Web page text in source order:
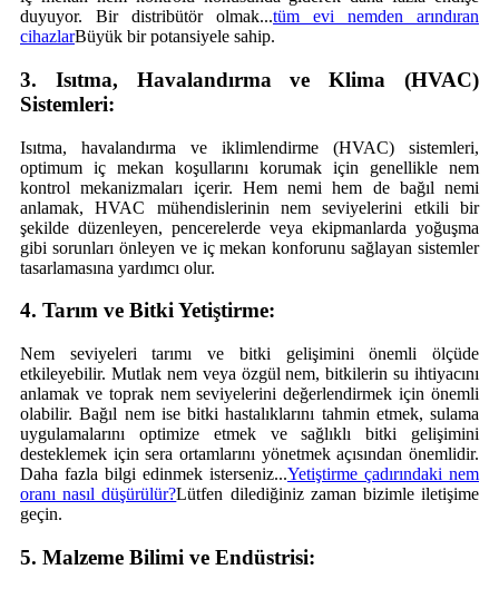
duyuyor. Bir distribütör olmak...tüm evi nemden arındıran
cihazlarBüyük bir potansiyele sahip.
3. Isıtma, Havalandırma ve Klima (HVAC)
Sistemleri:
Isıtma, havalandırma ve iklimlendirme (HVAC) sistemleri,
optimum iç mekan koşullarını korumak için genellikle nem
kontrol mekanizmaları içerir. Hem nemi hem de bağıl nemi
anlamak, HVAC mühendislerinin nem seviyelerini etkili bir
şekilde düzenleyen, pencerelerde veya ekipmanlarda yoğuşma
gibi sorunları önleyen ve iç mekan konforunu sağlayan sistemler
tasarlamasına yardımcı olur.
4. Tarım ve Bitki Yetiştirme:
Nem seviyeleri tarımı ve bitki gelişimini önemli ölçüde
etkileyebilir. Mutlak nem veya özgül nem, bitkilerin su ihtiyacını
anlamak ve toprak nem seviyelerini değerlendirmek için önemli
olabilir. Bağıl nem ise bitki hastalıklarını tahmin etmek, sulama
uygulamalarını optimize etmek ve sağlıklı bitki gelişimini
desteklemek için sera ortamlarını yönetmek açısından önemlidir.
Daha fazla bilgi edinmek isterseniz...Yetiştirme çadırındaki nem
oranı nasıl düşürülür?Lütfen dilediğiniz zaman bizimle iletişime
geçin.
5. Malzeme Bilimi ve Endüstrisi: